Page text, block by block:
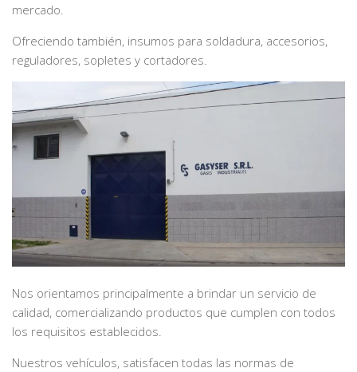
mercado.
Ofreciendo también, insumos para soldadura, accesorios,
reguladores, sopletes y cortadores.
Nos orientamos principalmente a brindar un servicio de
calidad, comercializando productos que cumplen con todos
los requisitos establecidos.
Nuestros vehículos, satisfacen todas las normas de